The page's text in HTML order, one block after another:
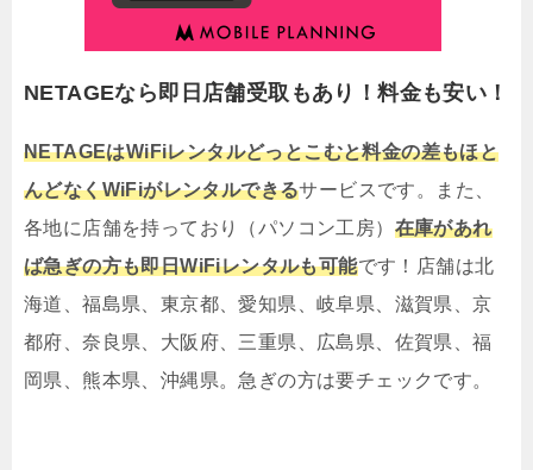
NETAGEなら即日店舗受取もあり！料金も安い！
NETAGEはWiFiレンタルどっとこむと料金の差もほと
んどなくWiFiがレンタルできるサービスです。また、
各地に店舗を持っており（パソコン工房） 在庫があれ
ば急ぎの方も即日WiFiレンタルも可能です！店舗は北
海道、福島県、東京都、愛知県、岐阜県、滋賀県、京
都府、奈良県、大阪府、三重県、広島県、佐賀県、福
岡県、熊本県、沖縄県。急ぎの方は要チェックです。